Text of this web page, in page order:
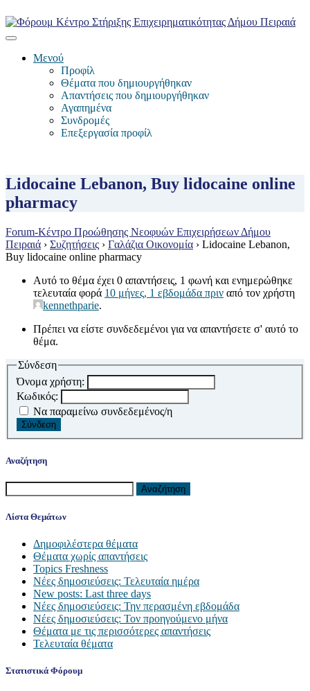
Μενού
Προφίλ
Θέματα που δημιουργήθηκαν
Απαντήσεις που δημιουργήθηκαν
Αγαπημένα
Συνδρομές
Επεξεργασία προφίλ
Lidocaine Lebanon, Buy lidocaine online
pharmacy
Forum-Κέντρο Προώθησης Νεοφυών Επιχειρήσεων Δήμου
Πειραιά › Συζητήσεις › Γαλάζια Οικονομία › Lidocaine Lebanon,
Buy lidocaine online pharmacy
Αυτό το θέμα έχει 0 απαντήσεις, 1 φωνή και ενημερώθηκε
τελευταία φορά 10 μήνες, 1 εβδομάδα πριν από τον χρήστη
kennethparie.
Πρέπει να είστε συνδεδεμένοι για να απαντήσετε σ' αυτό το
θέμα.
Σύνδεση
Όνομα χρήστη:
Κωδικός:
Να παραμείνω συνδεδεμένος/η
Σύνδεση
Αναζήτηση
Αναζήτηση
για:
Λίστα Θεμάτων
Δημοφιλέστερα θέματα
Θέματα χωρίς απαντήσεις
Topics Freshness
Νέες δημοσιεύσεις: Τελευταία ημέρα
New posts: Last three days
Νέες δημοσιεύσεις: Την περασμένη εβδομάδα
Νέες δημοσιεύσεις: Τον προηγούμενο μήνα
Θέματα με τις περισσότερες απαντήσεις
Τελευταία θέματα
Στατιστικά Φόρουμ